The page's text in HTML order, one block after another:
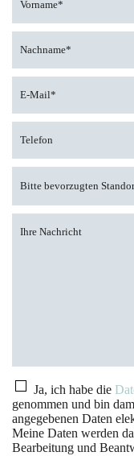
Ja, ich habe die
genommen und bin
angegebenen Daten
Meine Daten werden
Bearbeitung und